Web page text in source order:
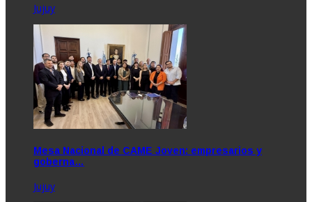
Jujuy
Mesa Nacional de CAME Joven: empresarios y
goberna…
Jujuy